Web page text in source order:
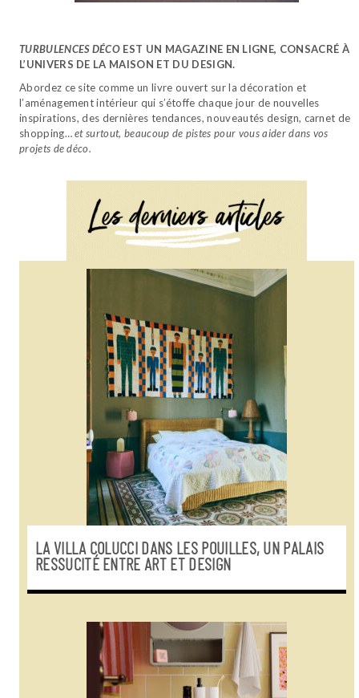
TURBULENCES DÉCO EST UN MAGAZINE EN LIGNE, CONSACRÉ À
L’UNIVERS DE LA MAISON ET DU DESIGN.
Abordez ce site comme un livre ouvert sur la décoration et
l’aménagement intérieur qui s’étoffe chaque jour de nouvelles
inspirations, des dernières tendances, nouveautés design, carnet de
shopping…et surtout, beaucoup de pistes pour vous aider dans vos
projets de déco.
LA VILLA COLUCCI DANS LES POUILLES, UN PALAIS
RESSUCITÉ ENTRE ART ET DESIGN